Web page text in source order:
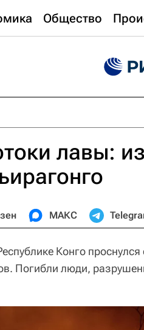
Общество
лавы:
МАКС
Конго
Погибли люди,